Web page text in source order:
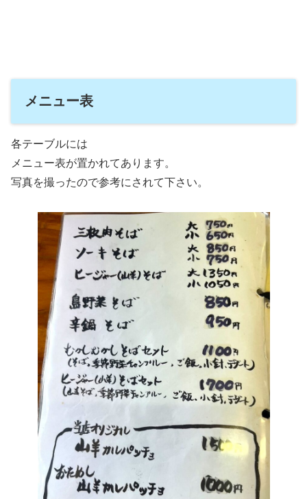
メニュー表
各テーブルには
メニュー表が置かれてあります。
写真を撮ったので参考にされて下さい。